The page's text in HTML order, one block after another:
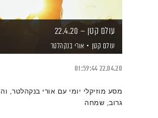
עולם קטן – 22.4.20
עולם קטן אורי בנקהלטר
22.04.20
01:59:44
מסע מוזיקלי יומי עם אורי בנקהלטר,
גרוב, שמחה